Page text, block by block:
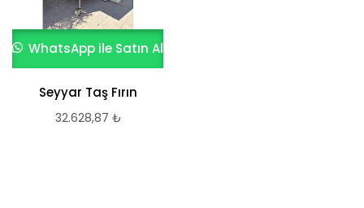
WhatsApp ile Satın Al
Seyyar Taş Fırın
32.628,87 ₺